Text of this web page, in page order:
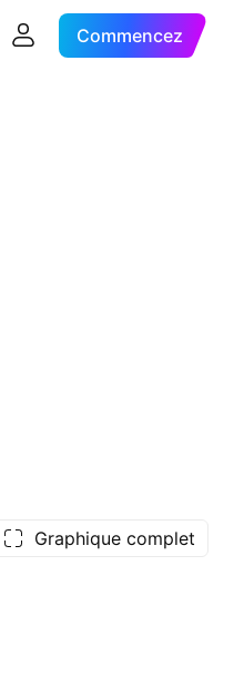
Commencez
Graphique complet